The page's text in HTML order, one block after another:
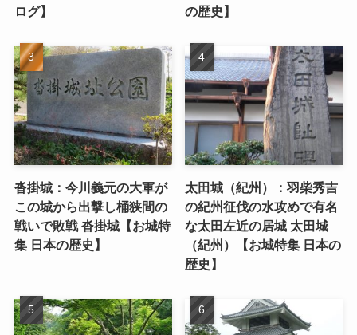
ログ】
の歴史】
沓掛城：今川義元の大軍が
この城から出撃し桶狭間の
戦いで敗戦 沓掛城【お城特
集 日本の歴史】
太田城（紀州）：羽柴秀吉
の紀州征伐の水攻めで有名
な太田左近の居城 太田城
（紀州）【お城特集 日本の
歴史】